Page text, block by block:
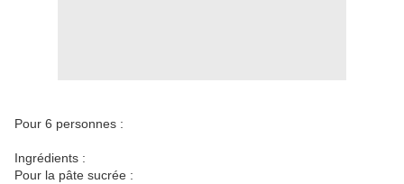
Pour 6 personnes :
Ingrédients :
Pour la pâte sucrée :